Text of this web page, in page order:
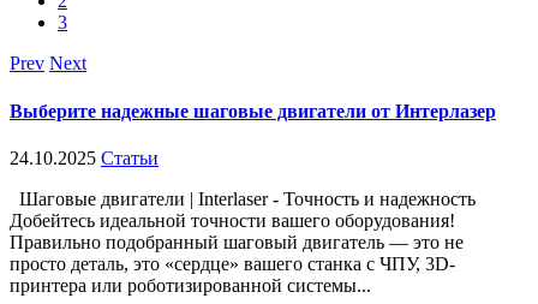
3
Prev Next
Выберите надежные шаговые двигатели от Интерлазер
24.10.2025 Статьи
Шаговые двигатели | Interlaser - Точность и надежность
Добейтесь идеальной точности вашего оборудования!
Правильно подобранный шаговый двигатель — это не
просто деталь, это «сердце» вашего станка с ЧПУ, 3D-
принтера или роботизированной системы...